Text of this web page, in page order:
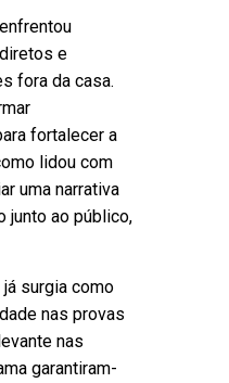
e
fora da casa.
fortalecer a
lidou com
uma narrativa
junto ao público,
já surgia como
nas provas
nas
garantiram-